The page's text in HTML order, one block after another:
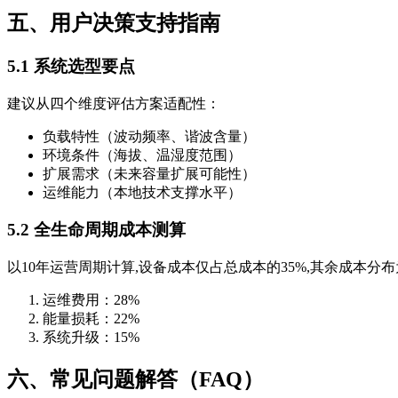
五、用户决策支持指南
5.1 系统选型要点
建议从四个维度评估方案适配性：
负载特性（波动频率、谐波含量）
环境条件（海拔、温湿度范围）
扩展需求（未来容量扩展可能性）
运维能力（本地技术支撑水平）
5.2 全生命周期成本测算
以10年运营周期计算,设备成本仅占总成本的35%,其余成本分
运维费用：28%
能量损耗：22%
系统升级：15%
六、常见问题解答（FAQ）